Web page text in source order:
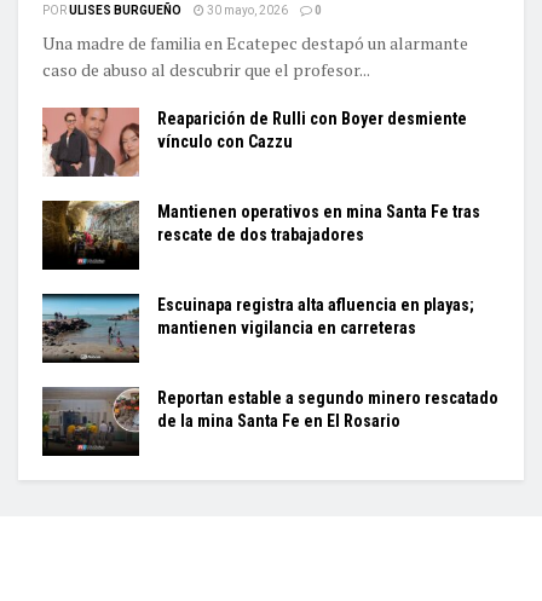
PORULISES BURGUEÑO 30 mayo, 2026 0
Una madre de familia en Ecatepec destapó un alarmante
caso de abuso al descubrir que el profesor...
Reaparición de Rulli con Boyer desmiente
vínculo con Cazzu
Mantienen operativos en mina Santa Fe tras
rescate de dos trabajadores
Escuinapa registra alta afluencia en playas;
mantienen vigilancia en carreteras
Reportan estable a segundo minero rescatado
de la mina Santa Fe en El Rosario